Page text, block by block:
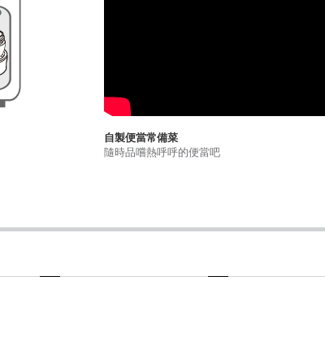
自製便當常備菜
隨時品嚐熱呼呼的便當吧